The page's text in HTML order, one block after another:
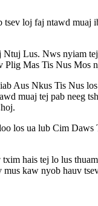
tsev loj faj ntawd
Lus. Nws nyiam
Plig Mas Tis Nus Mos
Aus Nkus Tis Nus
muaj tej pab neeg
los ua lub Cim
hais tej lo lus
kaw nyob hauv